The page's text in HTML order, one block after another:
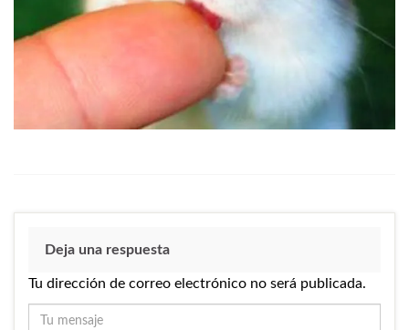
Deja una respuesta
Tu dirección de correo electrónico no será publicada.